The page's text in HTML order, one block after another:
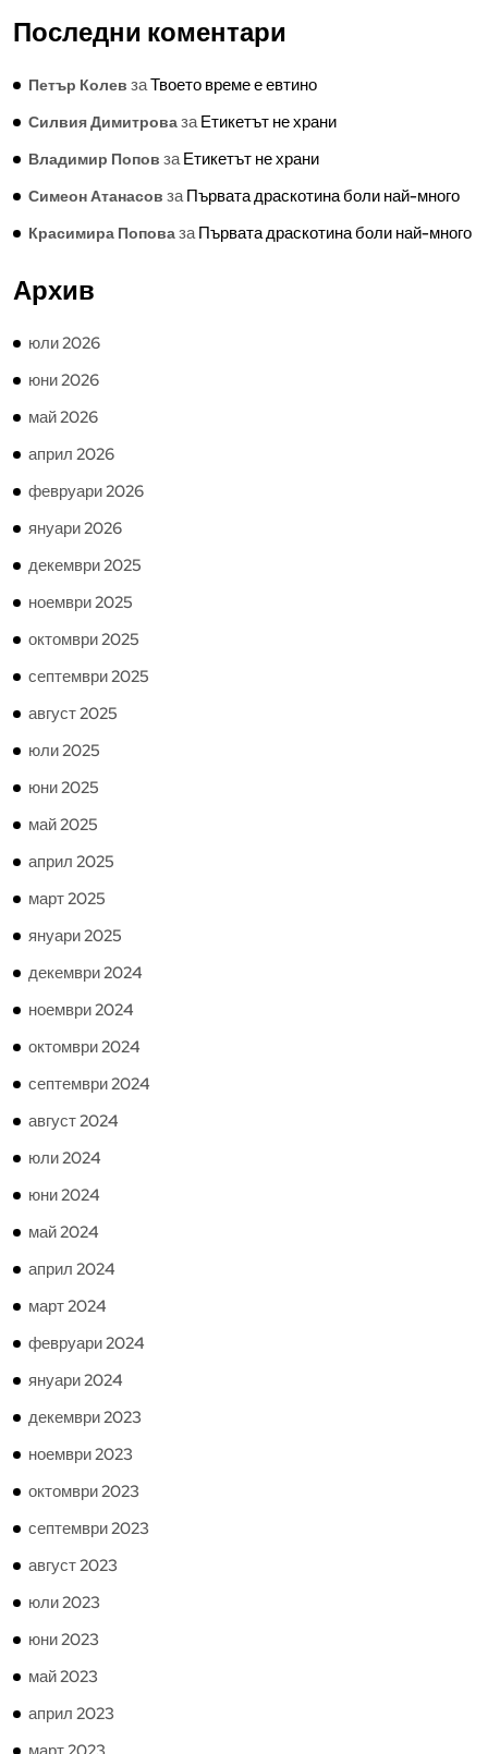
Последни коментари
Петър Колев заТвоето време е евтино
Силвия ДимитровазаЕтикетът не храни
Владимир Попов заЕтикетът не храни
Симеон Атанасов заПървата драскотина боли най-много
Красимира ПоповазаПървата драскотина боли най-много
Архив
юли 2026
юни 2026
май 2026
април 2026
февруари 2026
януари 2026
декември 2025
ноември 2025
октомври 2025
септември 2025
август 2025
юли 2025
юни 2025
май 2025
април 2025
март 2025
януари 2025
декември 2024
ноември 2024
октомври 2024
септември 2024
август 2024
юли 2024
юни 2024
май 2024
април 2024
март 2024
февруари 2024
януари 2024
декември 2023
ноември 2023
октомври 2023
септември 2023
август 2023
юли 2023
юни 2023
май 2023
април 2023